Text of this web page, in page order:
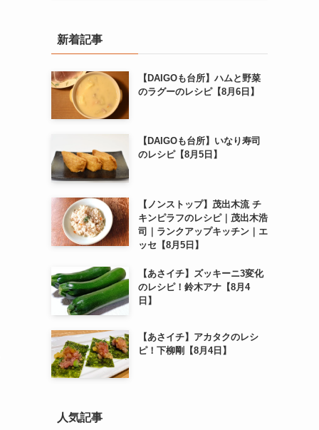
新着記事
【DAIGOも台所】ハムと野菜
のラグーのレシピ【8月6日】
【DAIGOも台所】いなり寿司
のレシピ【8月5日】
【ノンストップ】茂出木流 チ
キンピラフのレシピ｜茂出木浩
司｜ランクアップキッチン｜エ
ッセ【8月5日】
【あさイチ】ズッキーニ3変化
のレシピ！鈴木アナ【8月4
日】
【あさイチ】アカタクのレシ
ピ！下柳剛【8月4日】
人気記事